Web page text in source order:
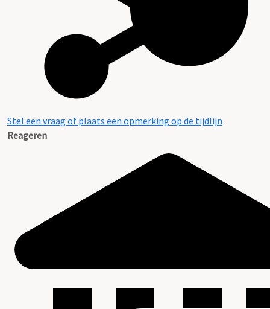
Stel een vraag of plaats een opmerking op de tijdlijn
Reageren